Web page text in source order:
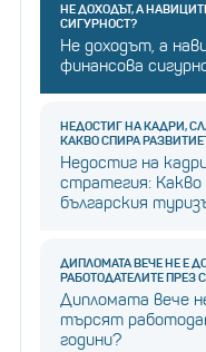
НЕ ДОХОДЪТ, А
СИГУРНОСТ?
Не доходът, а
финансова
НЕДОСТИГ НА КАДРИ,
КАКВО СПИРА
Недостиг на
стратегия:
българския
ДИПЛОМАТА ВЕЧЕ НЕ Е
РАБОТОДАТЕЛИТЕ
Дипломата вече
търсят
години?